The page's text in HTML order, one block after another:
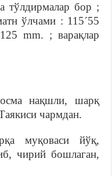
тўлдирмалар бор ;
ўлчами : 115´55
mm. ; варақлар
нақшли, шарқ
чармдан.
муқоваси йўқ,
чирий бошлаган,